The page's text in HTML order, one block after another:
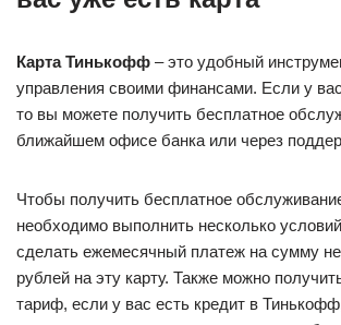
Карта Тинькофф – это удобный
управления своими финансами. Если у
то вы можете получить бесплатное
ближайшем офисе банка или через
Чтобы получить бесплатное
необходимо выполнить несколько
сделать ежемесячный платеж на сумму
рублей на эту карту. Также можно
тариф, если у вас есть кредит в